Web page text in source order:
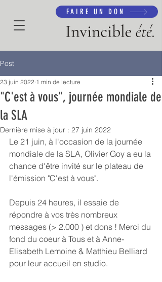
FAIRE UN DON
Post
"C'est à vous", journée mondiale de
la SLA
23 juin 2022 1 min de lecture
Dernière mise à jour : 27 juin 2022
Le 21 juin, à l'occasion de la journée
mondiale de la SLA, Olivier Goy a eu la
chance d'être invité sur le plateau de
l'émission "C'est à vous".
Depuis 24 heures, il essaie de
répondre à vos très nombreux
messages (> 2.000 ) et dons ! Merci du
fond du coeur à Tous et à Anne-
Elisabeth Lemoine & Matthieu Belliard
pour leur accueil en studio.